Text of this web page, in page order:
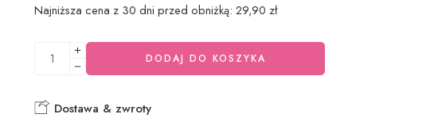
Najniższa cena z 30 dni przed obniżką: 29,90 zł
DODAJ DO KOSZYKA
Dostawa & zwroty